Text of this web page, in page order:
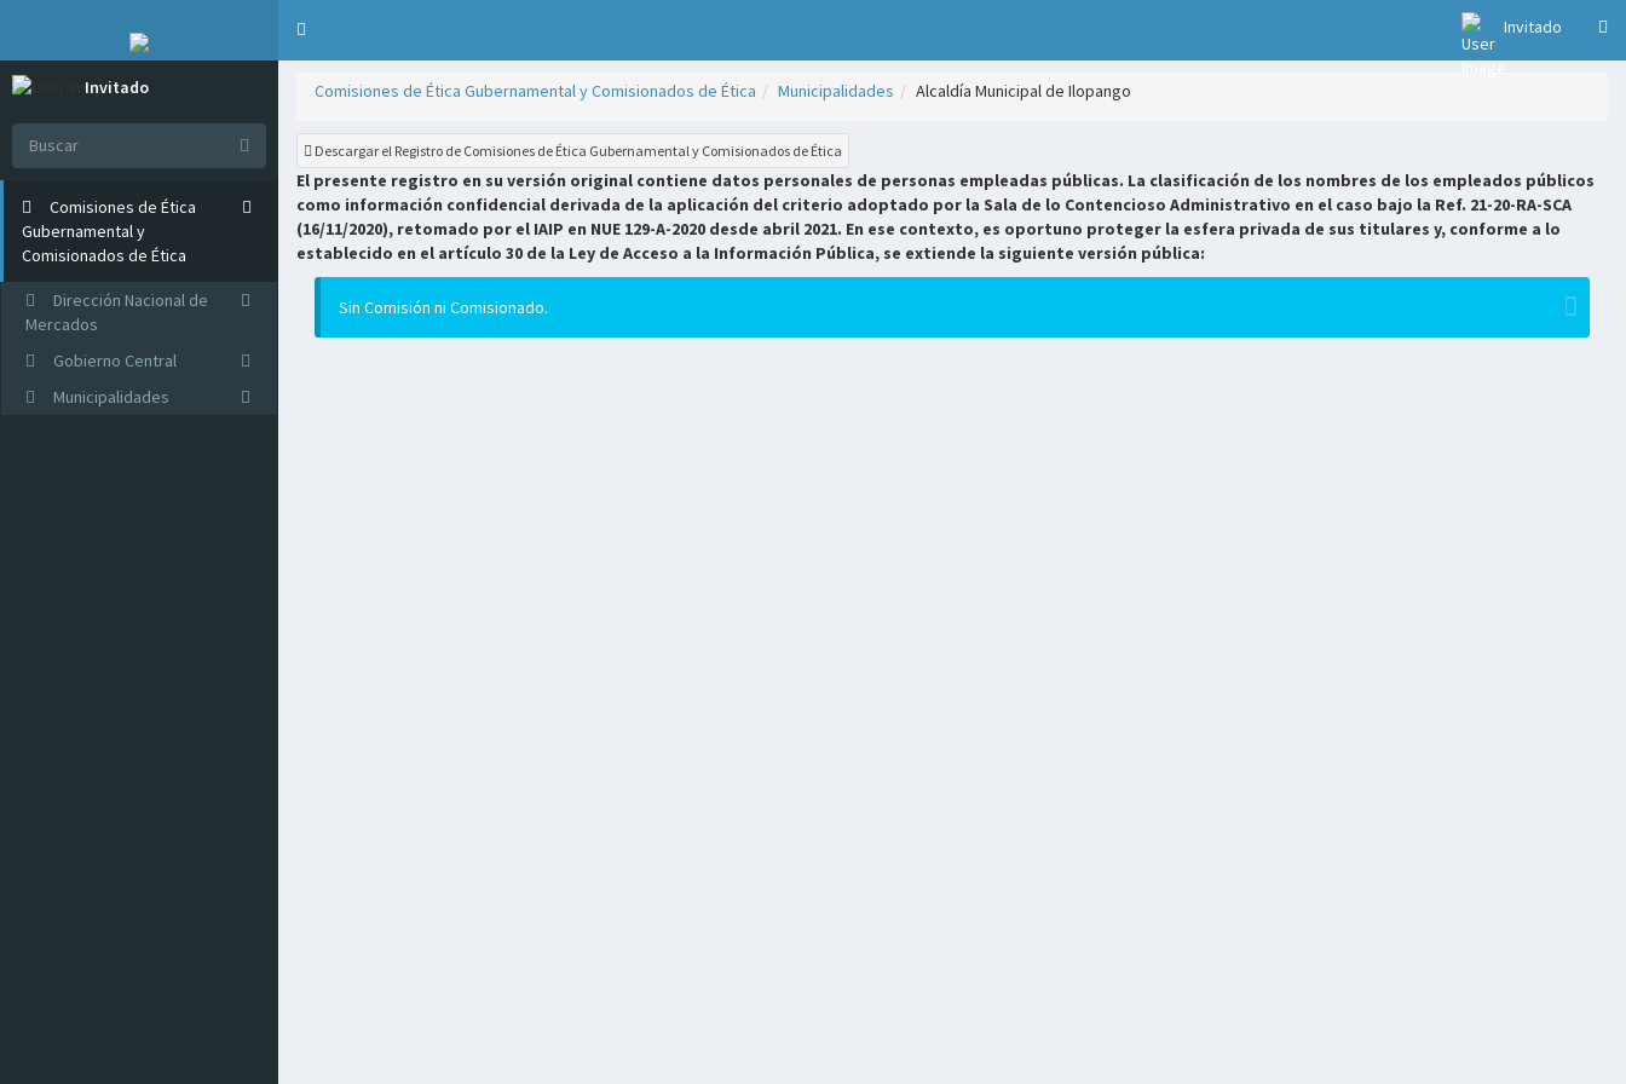
Invitado
Invitado
Comisiones de Ética
Gubernamental y
Comisionados de Ética
Dirección Nacional de
Mercados
Gobierno Central
Municipalidades
Comisiones de Ética Gubernamental y Comisionados de Ética Municipalidades Alcaldía Municipal de Ilopango
Descargar el Registro de Comisiones de Ética Gubernamental y Comisionados de Ética
El presente registro en su versión original contiene datos personales de personas empleadas públicas. La clasificación de los nombres de los empleados públicos
como información confidencial derivada de la aplicación del criterio adoptado por la Sala de lo Contencioso Administrativo en el caso bajo la Ref. 21-20-RA-SCA
(16/11/2020), retomado por el IAIP en NUE 129-A-2020 desde abril 2021. En ese contexto, es oportuno proteger la esfera privada de sus titulares y, conforme a lo
establecido en el artículo 30 de la Ley de Acceso a la Información Pública, se extiende la siguiente versión pública:
Sin Comisión ni Comisionado.